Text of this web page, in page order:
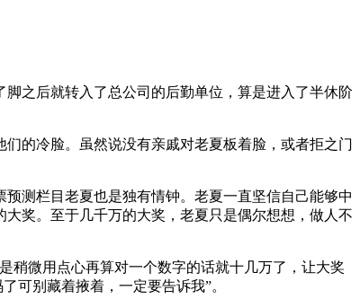
之后就转入了总公司的后勤单位，算是进入了半休阶
的冷脸。虽然说没有亲戚对老夏板着脸，或者拒之门
测栏目老夏也是独有情钟。老夏一直坚信自己能够中
奖。至于几千万的大奖，老夏只是偶尔想想，做人不
稍微用点心再算对一个数字的话就十几万了，让大奖
可别藏着掖着，一定要告诉我”。